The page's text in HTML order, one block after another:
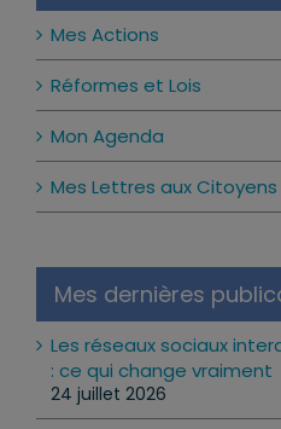
Mes Actions
Réformes et Lois
Mon Agenda
Mes Lettres aux Citoyens
Mes dernières
Les réseaux sociaux
: ce qui change vraiment
24 juillet 2026